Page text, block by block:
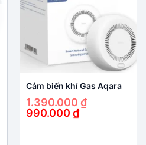
Cảm biến khí Gas Aqara
1.390.000₫
990.000 ₫